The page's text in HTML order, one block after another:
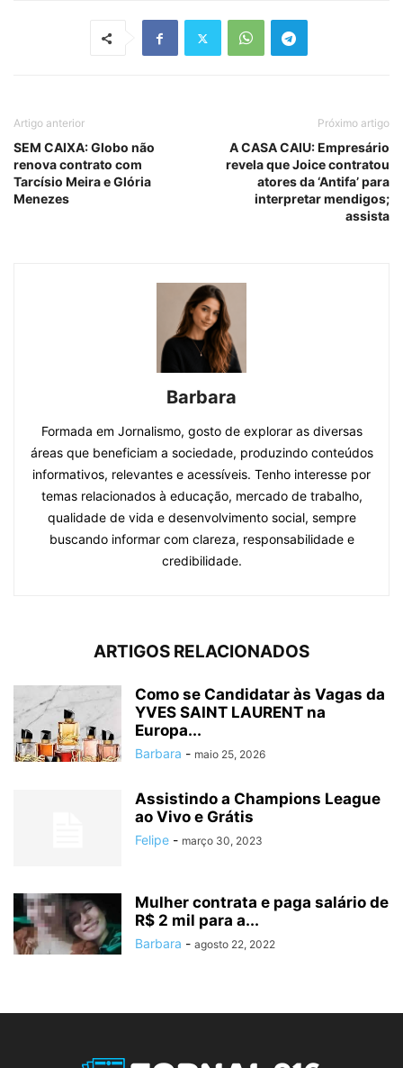
Artigo anterior
SEM CAIXA: Globo não
renova contrato com
Tarcísio Meira e Glória
Menezes
Próximo artigo
A CASA CAIU: Empresário
revela que Joice contratou
atores da ‘Antifa’ para
interpretar mendigos;
assista
Barbara
Formada em Jornalismo, gosto de explorar as diversas
áreas que beneficiam a sociedade, produzindo conteúdos
informativos, relevantes e acessíveis. Tenho interesse por
temas relacionados à educação, mercado de trabalho,
qualidade de vida e desenvolvimento social, sempre
buscando informar com clareza, responsabilidade e
credibilidade.
ARTIGOS RELACIONADOS
Como se Candidatar às Vagas da
YVES SAINT LAURENT na
Europa...
Barbara - maio 25, 2026
Assistindo a Champions League
ao Vivo e Grátis
Felipe - março 30, 2023
Mulher contrata e paga salário de
R$ 2 mil para a...
Barbara - agosto 22, 2022